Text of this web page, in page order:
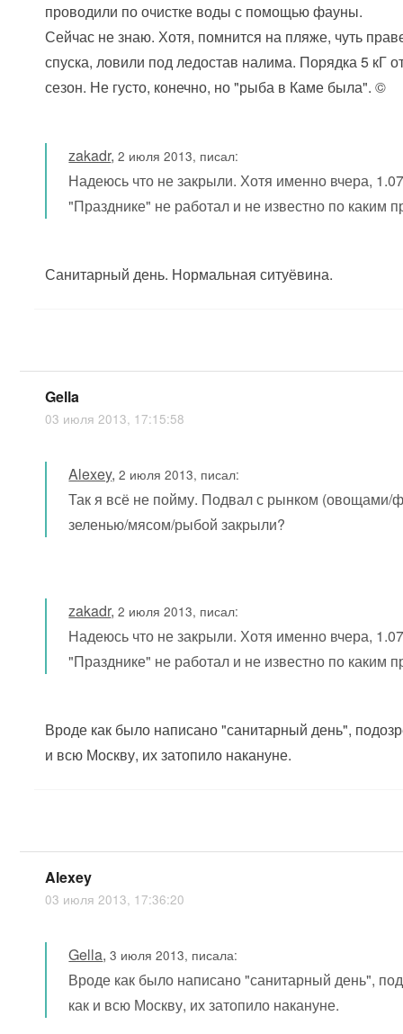
проводили по очистке воды с помощью фауны.
Сейчас не знаю. Хотя, помнится на пляже, чуть
спуска, ловили под ледостав налима. Порядка 5 кГ
сезон. Не густо, конечно, но "рыба в Каме была". ©
zakadr,2 июля 2013, писал:
Надеюсь что не закрыли. Хотя именно вчера,
"Празднике" не работал и не известно по каким
Санитарный день. Нормальная ситуёвина.
Gella
03 июля 2013, 17:15:58
Alexey,2 июля 2013, писал:
Так я всё не пойму. Подвал с рынком (овощами/
зеленью/мясом/рыбой закрыли?
zakadr,2 июля 2013, писал:
Надеюсь что не закрыли. Хотя именно вчера,
"Празднике" не работал и не известно по каким
Вроде как было написано "санитарный день",
и всю Москву, их затопило накануне.
Alexey
03 июля 2013, 17:36:20
Gella,3 июля 2013, писала:
Вроде как было написано "санитарный день",
как и всю Москву, их затопило накануне.